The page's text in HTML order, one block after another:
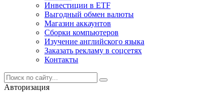
Инвестиции в ETF
Выгодный обмен валюты
Магазин аккаунтов
Сборки компьютеров
Изучение английского языка
Заказать рекламу в соцсетях
Контакты
Авторизация